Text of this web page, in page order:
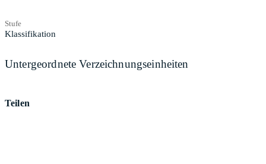
Stufe
Klassifikation
Untergeordnete Verzeichnungseinheiten
Teilen